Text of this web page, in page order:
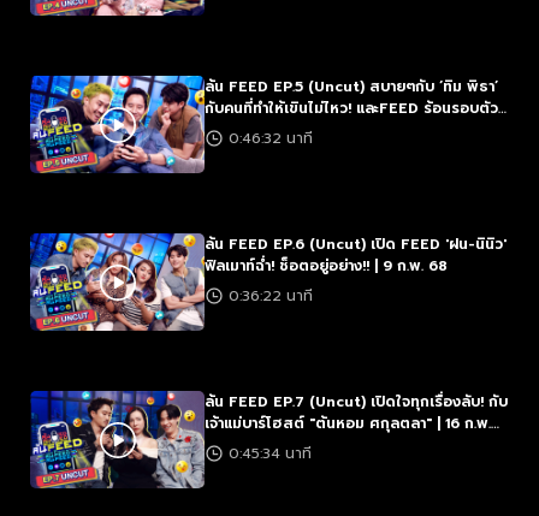
ล้น FEED EP.5 (Uncut) สบายๆกับ ‘ทิม พิธา’
กับคนที่ทำให้เขินไม่ไหว! และFEED ร้อนรอบตัว |
2 ก.พ. 68
0:46:32 นาที
ล้น FEED EP.6 (Uncut) เปิด FEED 'ฝน-นินิว'
ฟิลเมาท์ฉ่ำ! ช็อตอยู่อย่าง!! | 9 ก.พ. 68
0:36:22 นาที
ล้น FEED EP.7 (Uncut) เปิดใจทุกเรื่องลับ! กับ
เจ้าแม่บาร์โฮสต์ "ต้นหอม ศกุลตลา" | 16 ก.พ.
68 0:45:34 นาที